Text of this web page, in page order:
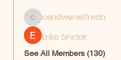
ceridwenelfreda
ceridwenelfreda
Erika Sinclair
See All Members (130)